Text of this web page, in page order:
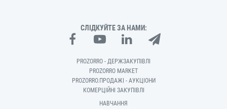
СЛІДКУЙТЕ ЗА НАМИ:
PROZORRO - ДЕРЖЗАКУПІВЛІ
PROZORRO MARKET
PROZORRO.ПРОДАЖІ - АУКЦІОНИ
КОМЕРЦІЙНІ ЗАКУПІВЛІ
НАВЧАННЯ